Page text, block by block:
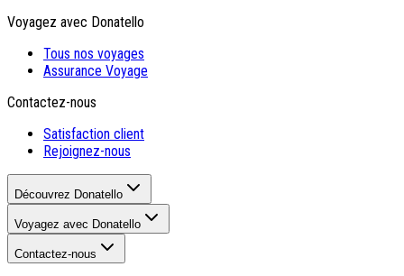
Voyagez avec Donatello
Tous nos voyages
Assurance Voyage
Contactez-nous
Satisfaction client
Rejoignez-nous
Découvrez Donatello
Voyagez avec Donatello
Contactez-nous